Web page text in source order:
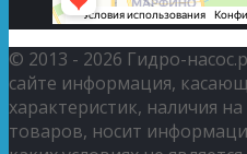
© 2013 - 2026 Гидро-
сайте информация,
характеристик, наличия
товаров, носит